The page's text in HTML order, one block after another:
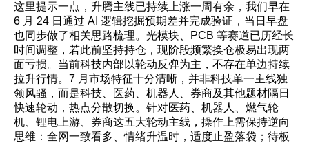
这里提示一点，升腾主线已持续上涨一周有余，我们早在
6 月 24 日通过 AI 逻辑挖掘预期差并完成验证，当日早盘
也同步做了相关思路梳理。光模块、PCB 等赛道已历经长
时间调整，若此前坚持持仓，现阶段频繁换仓极易出现两
面亏损。当前科技内部以轮动反弹为主，不存在单边持续
拉升行情。7 月市场特征十分清晰，并非科技单一主线独
领风骚，而是科技、医药、机器人、券商及其他题材隔日
快速轮动，热点分散切换。针对医药、机器人、燃气轮
机、锂电上游、券商这五大轮动主线，操作上需保持逆向
思维：全网一致看多、情绪升温时，适度止盈落袋；待板